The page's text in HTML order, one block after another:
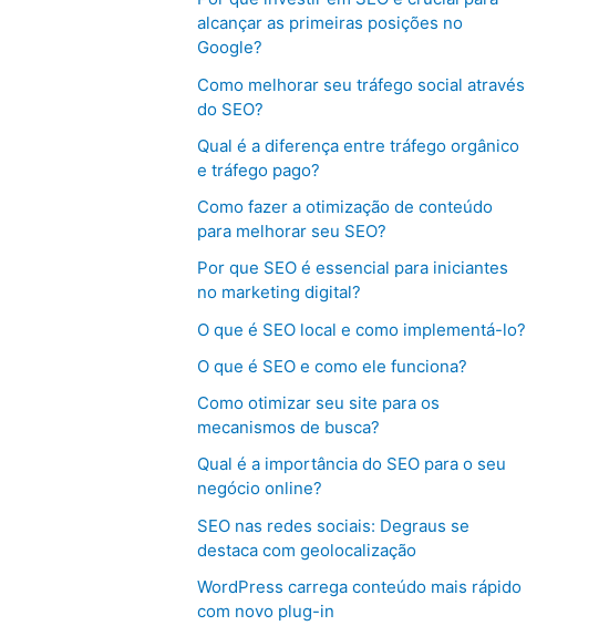
alcançar as primeiras posições no
Google?
Como melhorar seu tráfego social através
do SEO?
Qual é a diferença entre tráfego orgânico
e tráfego pago?
Como fazer a otimização de conteúdo
para melhorar seu SEO?
Por que SEO é essencial para iniciantes
no marketing digital?
O que é SEO local e como implementá-lo?
O que é SEO e como ele funciona?
Como otimizar seu site para os
mecanismos de busca?
Qual é a importância do SEO para o seu
negócio online?
SEO nas redes sociais: Degraus se
destaca com geolocalização
WordPress carrega conteúdo mais rápido
com novo plug-in